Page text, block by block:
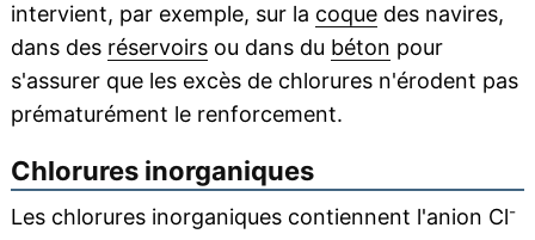
intervient, par exemple, sur la coquedes navires,
dans des réservoirsou dans du béton pour
s'assurer que les excès de chlorures n'érodent pas
prématurément le renforcement.
Chlorures inorganiques
Les chlorures inorganiques contiennent l'anion Cl-